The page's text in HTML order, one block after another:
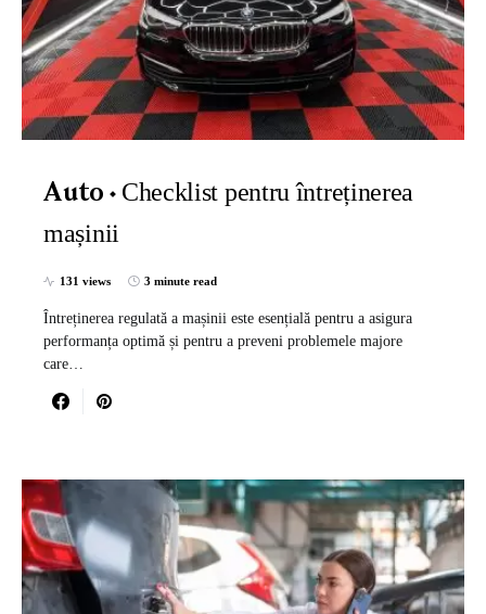
Auto
Checklist pentru întreținerea
mașinii
131 views 3 minute read
Întreținerea regulată a mașinii este esențială pentru a asigura
performanța optimă și pentru a preveni problemele majore
care…